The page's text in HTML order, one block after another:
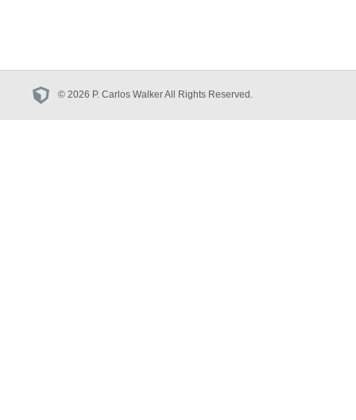
© 2026 P. Carlos Walker All Rights Reserved.